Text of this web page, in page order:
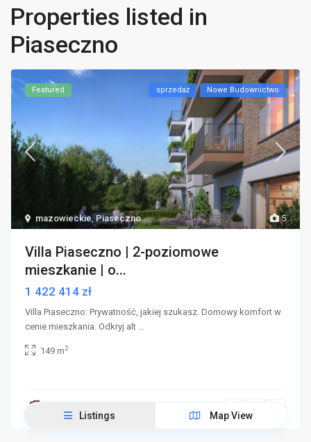
Properties listed in
Piaseczno
5
mazowieckie, Piaseczno
Featured sprzedaż Nowe Budownictwo
Villa Piaseczno | 2-poziomowe
mieszkanie | o...
1 422 414 zł
Villa Piaseczno: Prywatność, jakiej szukasz. Domowy komfort w
cenie mieszkania. Odkryj alt ...
149 m2
Listings Map View